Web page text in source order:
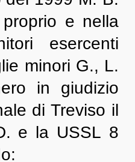
e nella
esercenti
minori G., L.
in giudizio
di Treviso il
e la USSL 8